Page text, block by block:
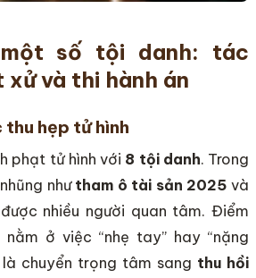
số tội danh: tác
và thi hành án
hẹp tử hình
phạt tử hình với 8 tội danh. Trong
như tham ô tài sản 2025 và
được nhiều người quan tâm. Điểm
ở việc “nhẹ tay” hay “nặng
chuyển trọng tâm sang thu hồi